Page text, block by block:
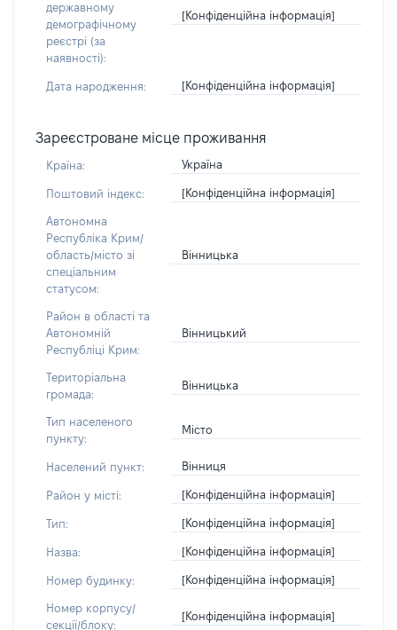
державному
демографічному
реєстрі (за
наявності):
[Конфіденційна інформація]
Дата народження: [Конфіденційна інформація]
Зареєстроване місце проживання
Країна: Україна
Поштовий індекс: [Конфіденційна інформація]
Автономна
Республіка Крим/
область/місто зі
спеціальним
статусом:
Вінницька
Район в області та
Автономній
Республіці Крим:
Вінницький
Територіальна
громада:
Вінницька
Тип населеного
пункту:
Місто
Населений пункт: Вінниця
Район у місті: [Конфіденційна інформація]
Тип: [Конфіденційна інформація]
Назва: [Конфіденційна інформація]
Номер будинку: [Конфіденційна інформація]
Номер корпусу/
секції/блоку:
[Конфіденційна інформація]